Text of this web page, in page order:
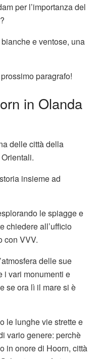
per l’importanza del
e ventose, una
paragrafo!
in Olanda
delle città della
insieme ad
le spiagge e
chiedere all’ufficio
con VVV.
delle sue
i vari monumenti e
se ora lì il mare si è
le lunghe vie strette e
vario genere: perchè
in onore di Hoorn, città